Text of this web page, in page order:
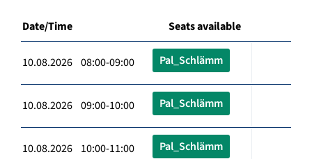
Date/Time Seats available
10.08.2026 08:00-09:00 Pal_Schlämm
10.08.2026 09:00-10:00 Pal_Schlämm
10.08.2026 10:00-11:00 Pal_Schlämm